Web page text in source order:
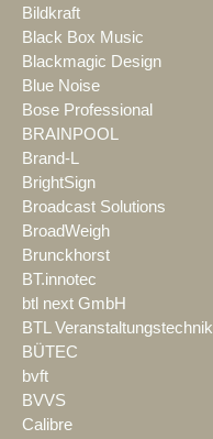
Bildkraft
Black Box Music
Blackmagic Design
Blue Noise
Bose Professional
BRAINPOOL
Brand-L
BrightSign
Broadcast Solutions
BroadWeigh
Brunckhorst
BT.innotec
btl next GmbH
BTL Veranstaltungstechnik
BÜTEC
bvft
BVVS
Calibre